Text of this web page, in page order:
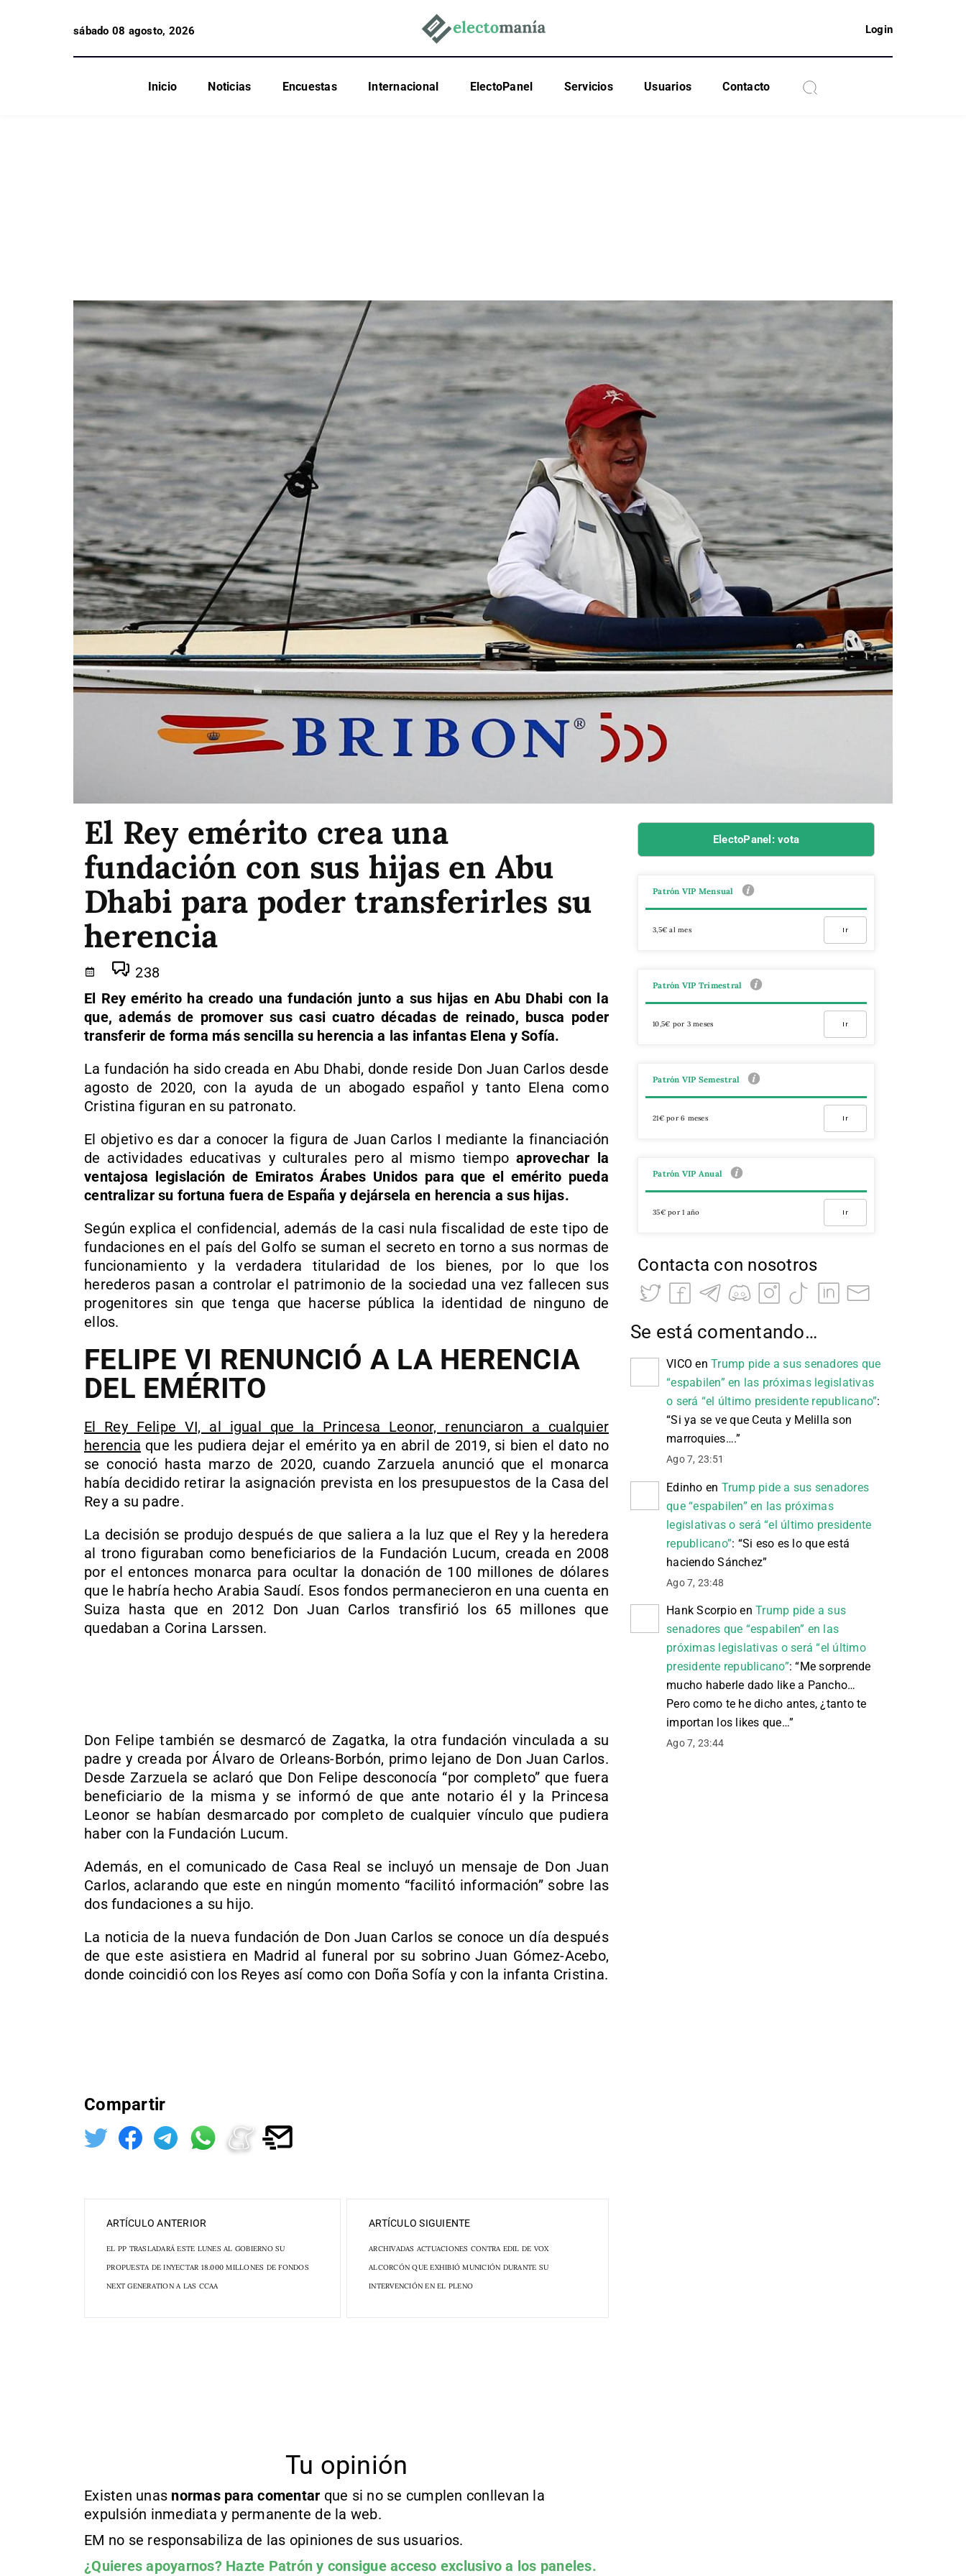
sábado 08 agosto, 2026 Login
Inicio Noticias Encuestas Internacional ElectoPanel Servicios Usuarios Contacto
El Rey emérito crea una
fundación con sus hijas en Abu
Dhabi para poder transferirles su
herencia
238
El Rey emérito ha creado una fundación junto a sus hijas en Abu Dhabi con la
que, además de promover sus casi cuatro décadas de reinado, busca poder
transferir de forma más sencilla su herencia a las infantas Elena y Sofía.
La fundación ha sido creada en Abu Dhabi, donde reside Don Juan Carlos desde
agosto de 2020, con la ayuda de un abogado español y tanto Elena como
Cristina figuran en su patronato.
El objetivo es dar a conocer la figura de Juan Carlos I mediante la financiación
de actividades educativas y culturales pero al mismo tiempo aprovechar la
ventajosa legislación de Emiratos Árabes Unidos para que el emérito pueda
centralizar su fortuna fuera de España y dejársela en herencia a sus hijas.
Según explica el confidencial, además de la casi nula fiscalidad de este tipo de
fundaciones en el país del Golfo se suman el secreto en torno a sus normas de
funcionamiento y la verdadera titularidad de los bienes, por lo que los
herederos pasan a controlar el patrimonio de la sociedad una vez fallecen sus
progenitores sin que tenga que hacerse pública la identidad de ninguno de
ellos.
FELIPE VI RENUNCIÓ A LA HERENCIA
DEL EMÉRITO
El Rey Felipe VI, al igual que la Princesa Leonor, renunciaron a cualquier
herencia que les pudiera dejar el emérito ya en abril de 2019, si bien el dato no
se conoció hasta marzo de 2020, cuando Zarzuela anunció que el monarca
había decidido retirar la asignación prevista en los presupuestos de la Casa del
Rey a su padre.
La decisión se produjo después de que saliera a la luz que el Rey y la heredera
al trono figuraban como beneficiarios de la Fundación Lucum, creada en 2008
por el entonces monarca para ocultar la donación de 100 millones de dólares
que le habría hecho Arabia Saudí. Esos fondos permanecieron en una cuenta en
Suiza hasta que en 2012 Don Juan Carlos transfirió los 65 millones que
quedaban a Corina Larssen.
Don Felipe también se desmarcó de Zagatka, la otra fundación vinculada a su
padre y creada por Álvaro de Orleans-Borbón, primo lejano de Don Juan Carlos.
Desde Zarzuela se aclaró que Don Felipe desconocía “por completo” que fuera
beneficiario de la misma y se informó de que ante notario él y la Princesa
Leonor se habían desmarcado por completo de cualquier vínculo que pudiera
haber con la Fundación Lucum.
Además, en el comunicado de Casa Real se incluyó un mensaje de Don Juan
Carlos, aclarando que este en ningún momento “facilitó información” sobre las
dos fundaciones a su hijo.
La noticia de la nueva fundación de Don Juan Carlos se conoce un día después
de que este asistiera en Madrid al funeral por su sobrino Juan Gómez-Acebo,
donde coincidió con los Reyes así como con Doña Sofía y con la infanta Cristina.
Compartir
ARTÍCULO ANTERIOR
EL PP TRASLADARÁ ESTE LUNES AL GOBIERNO SU
PROPUESTA DE INYECTAR 18.000 MILLONES DE FONDOS
NEXT GENERATION A LAS CCAA
ARTÍCULO SIGUIENTE
ARCHIVADAS ACTUACIONES CONTRA EDIL DE VOX
ALCORCÓN QUE EXHIBIÓ MUNICIÓN DURANTE SU
INTERVENCIÓN EN EL PLENO
Tu opinión
Existen unas normas para comentar que si no se cumplen conllevan la
expulsión inmediata y permanente de la web.
EM no se responsabiliza de las opiniones de sus usuarios.
¿Quieres apoyarnos? Hazte Patrón y consigue acceso exclusivo a los paneles.
ElectoPanel: vota
Patrón VIP Mensual
3,5€ al mes Ir
Patrón VIP Trimestral
10,5€ por 3 meses Ir
Patrón VIP Semestral
21€ por 6 meses Ir
Patrón VIP Anual
35€ por 1 año Ir
Contacta con nosotros
Se está comentando…
VICO en Trump pide a sus senadores que
“espabilen” en las próximas legislativas
o será “el último presidente republicano”:
“Si ya se ve que Ceuta y Melilla son
marroquies….”
Ago 7, 23:51
Edinho en Trump pide a sus senadores
que “espabilen” en las próximas
legislativas o será “el último presidente
republicano”: “Si eso es lo que está
haciendo Sánchez”
Ago 7, 23:48
Hank Scorpio en Trump pide a sus
senadores que “espabilen” en las
próximas legislativas o será “el último
presidente republicano”: “Me sorprende
mucho haberle dado like a Pancho…
Pero como te he dicho antes, ¿tanto te
importan los likes que…”
Ago 7, 23:44